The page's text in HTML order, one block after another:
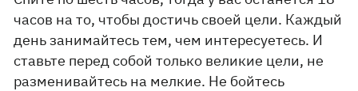
часов на то, чтобы достичь своей цели. Каждый
день занимайтесь тем, чем интересуетесь. И
ставьте перед собой только великие цели, не
разменивайтесь на мелкие. Не бойтесь